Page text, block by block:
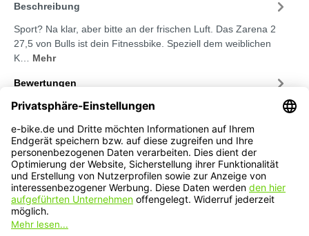
Beschreibung
Sport? Na klar, aber bitte an der frischen Luft. Das Zarena 2
27,5 von Bulls ist dein Fitnessbike. Speziell dem weiblichen
K… Mehr
Bewertungen
Service-Hotline
Service
Informationen